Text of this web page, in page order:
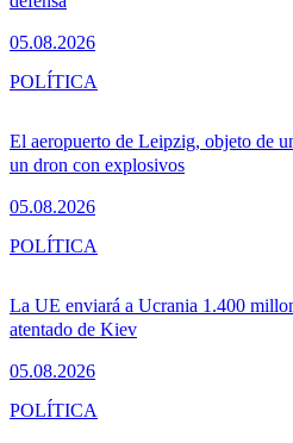
05.08.2026
El aeropuerto de Leipzig, objeto de
un dron con explosivos
05.08.2026
POLÍTICA
La UE enviará a Ucrania 1.400
atentado de Kiev
05.08.2026
POLÍTICA
POLÍTICA